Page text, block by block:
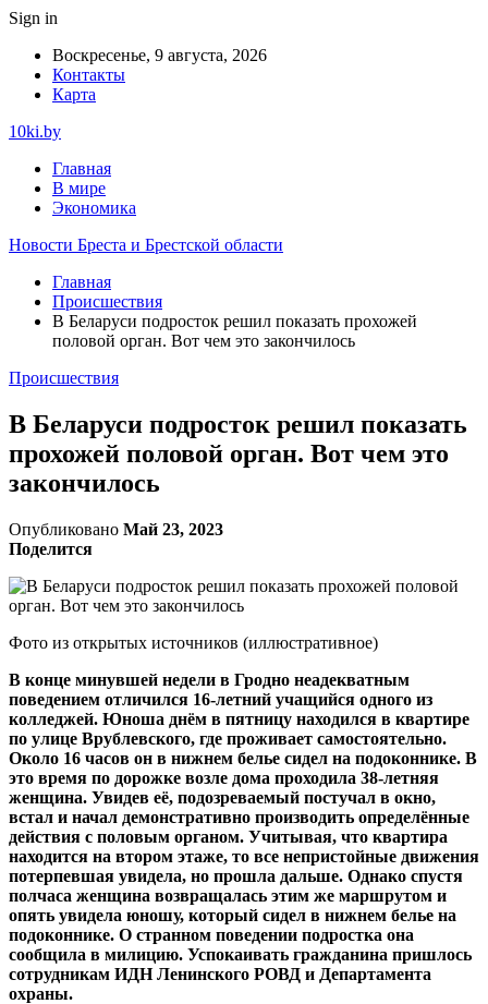
Sign in
Воскресенье, 9 августа, 2026
Контакты
Карта
10ki.by
Главная
В мире
Экономика
Новости Бреста и Брестской области
Главная
Происшествия
В Беларуси подросток решил показать прохожей
половой орган. Вот чем это закончилось
Происшествия
В Беларуси подросток решил показать
прохожей половой орган. Вот чем это
закончилось
Опубликовано Май 23, 2023
Поделится
Фото из открытых источников (иллюстративное)
В конце минувшей недели в Гродно неадекватным
поведением отличился 16-летний учащийся одного из
колледжей. Юноша днём в пятницу находился в квартире
по улице Врублевского, где проживает самостоятельно.
Около 16 часов он в нижнем белье сидел на подоконнике. В
это время по дорожке возле дома проходила 38-летняя
женщина. Увидев её, подозреваемый постучал в окно,
встал и начал демонстративно производить определённые
действия с половым органом. Учитывая, что квартира
находится на втором этаже, то все непристойные движения
потерпевшая увидела, но прошла дальше. Однако спустя
полчаса женщина возвращалась этим же маршрутом и
опять увидела юношу, который сидел в нижнем белье на
подоконнике. О странном поведении подростка она
сообщила в милицию. Успокаивать гражданина пришлось
сотрудникам ИДН Ленинского РОВД и Департамента
охраны.